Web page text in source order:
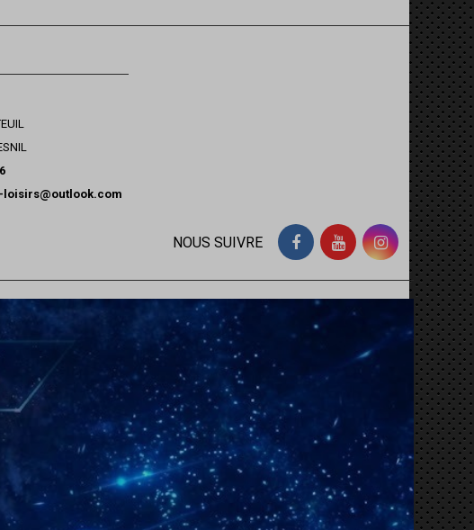
NOUS SUIVRE